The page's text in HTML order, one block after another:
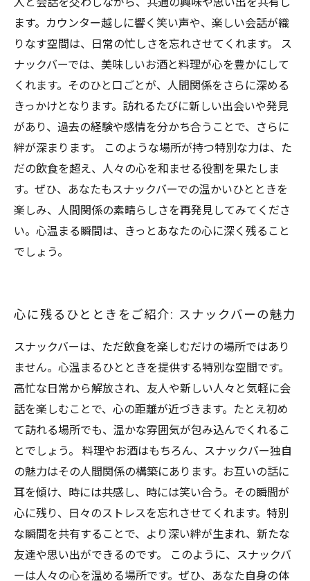
ます。カウンター越しに響く笑い声や、楽しい会話が織
りなす空間は、日常の忙しさを忘れさせてくれます。 ス
ナックバーでは、美味しいお酒と料理が心を豊かにして
くれます。そのひと口ごとが、人間関係をさらに深める
きっかけとなります。訪れるたびに新しい出会いや発見
があり、過去の経験や感情を分かち合うことで、さらに
絆が深まります。 このような場所が持つ特別な力は、た
だの飲食を超え、人々の心を和ませる役割を果たしま
す。ぜひ、あなたもスナックバーでの温かいひとときを
楽しみ、人間関係の素晴らしさを再発見してみてくださ
い。心温まる瞬間は、きっとあなたの心に深く残ること
でしょう。
心に残るひとときをご紹介: スナックバーの魅力
スナックバーは、ただ飲食を楽しむだけの場所ではあり
ません。心温まるひとときを提供する特別な空間です。
高忙な日常から解放され、友人や新しい人々と気軽に会
話を楽しむことで、心の距離が近づきます。たとえ初め
て訪れる場所でも、温かな雰囲気が包み込んでくれるこ
とでしょう。 料理やお酒はもちろん、スナックバー独自
の魅力はその人間関係の構築にあります。お互いの話に
耳を傾け、時には共感し、時には笑い合う。その瞬間が
心に残り、日々のストレスを忘れさせてくれます。特別
な瞬間を共有することで、より深い絆が生まれ、新たな
友達や思い出ができるのです。 このように、スナックバ
ーは人々の心を温める場所です。ぜひ、あなた自身の体